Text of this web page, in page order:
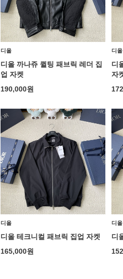
디올
디올 까나쥬 퀼팅 패브릭 레더 집
업 자켓
190,000원
디올
디
자
디올
디올 테크니컬 패브릭 집업 자켓
165,000원
디올
디